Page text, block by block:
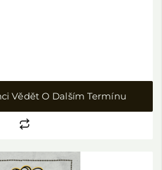
Vědět O Dalším Termínu